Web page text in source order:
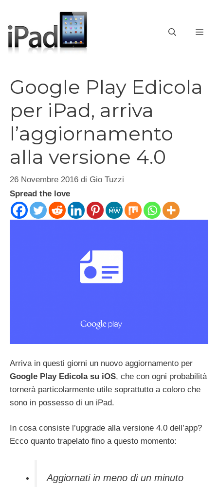
contenuto
Google Play Edicola
per iPad, arriva
l’aggiornamento
alla versione 4.0
26 Novembre 2016 di Gio Tuzzi
Spread the love
Arriva in questi giorni un nuovo aggiornamento per
Google Play Edicola su iOS, che con ogni probabilità
tornerà particolarmente utile soprattutto a coloro che
sono in possesso di un iPad.
In cosa consiste l’upgrade alla versione 4.0 dell’app?
Ecco quanto trapelato fino a questo momento:
Aggiornati in meno di un minuto